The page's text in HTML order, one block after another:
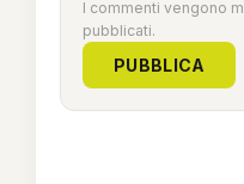
I commenti vengono
pubblicati.
PUBBLICA